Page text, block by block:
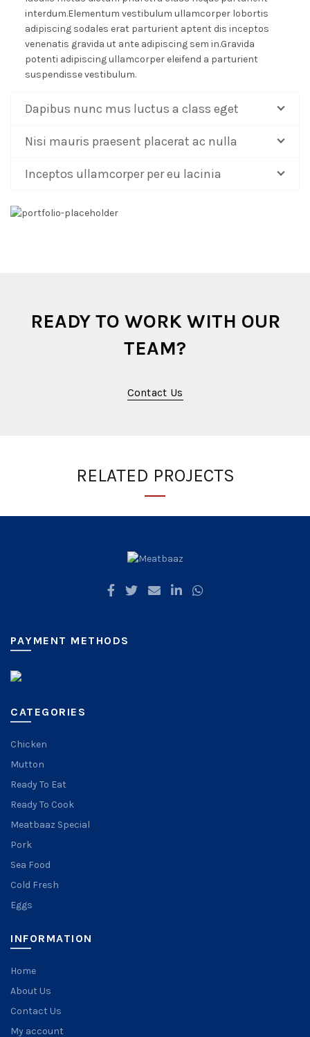
interdum.Elementum vestibulum ullamcorper lobortis
adipiscing sodales erat parturient aptent dis inceptos
venenatis gravida ut ante adipiscing sem in.Gravida
potenti adipiscing ullamcorper eleifend a parturient
suspendisse vestibulum.
Dapibus nunc mus luctus a class eget
Nisi mauris praesent placerat ac nulla
Inceptos ullamcorper per eu lacinia
READY TO WORK WITH OUR
TEAM?
Contact Us
RELATED PROJECTS
PAYMENT METHODS
CATEGORIES
Chicken
Mutton
Ready To Eat
Ready To Cook
Meatbaaz Special
Pork
Sea Food
Cold Fresh
Eggs
INFORMATION
Home
About Us
Contact Us
My account